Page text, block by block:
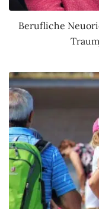
Berufliche